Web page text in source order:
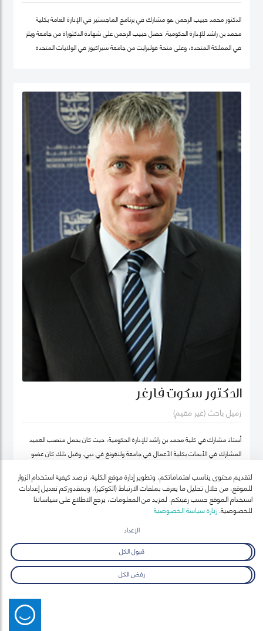
الدكتور محمد حبيب الرحمن هو مشارك في برنامج الماجستير في الإدارة العامة بكلية
محمد بن راشد للإدارة الحكومية. حصل حبيب الرحمن على شهادة الدكتوراة من جامعة ويلز
في المملكة المتحدة، وعلى منحة فولبرايت من جامعة سيراكيوز في الولايات المتحدة
الجامعات، ومنها جامعة دكا (بنغلاديش)، وجامعة ليكهيد (كندا)، وجامعة ساوث باسيفيك
(فيجي)، وجامعة بروناي دار السلام (بروناي). وخلال عمله في جامعة بروناي دار السلام،
عمل في كلية الأعمال، والاقتصاد والدراسات السياسية ومعهد الدراسات السياسية كقائد
برنامج لدراسات الخريجين. ومنذ بداية مسيرته المهنية الأكاديمية، تميز الدكتور حبيب الرحمن
بنشاط كبير في إجراء البحوث حيث نشرت العديد من بحوثه في دوريات محكمة وله أيضاً
عدد من الكتب التي قام بتحريرها. كما قدم أوراقاً، وأدار جلسات حوارية في عدة مؤتمرات
الدكتور سكوت فارغر
زميل باحث (غير مقيم)
أستاذ مشارك في كلية محمد بن راشد للإدارة الحكومية، حيث كان يحمل منصب العميد
المشارك في الأبحاث بكلية الأعمال في جامعة ولنغونغ في دبي. وقبل ذلك كان عضو
نيوزيلندا لدراسات سوق العمل (معهد أبحاث العمل في نيوزيلندا حالياً).
لتقديم محتوى يناسب اهتماماتكم، وتطوير إدارة موقع الكلية، نرصد كيفية استخدام الزوار
للموقع، من خلال تحليل ما يعرف بملفات الارتباط (الكوكيز)، وبمقدوركم تعديل إعدادات
استخدام الموقع حسب رغبتكم. لمزيد من المعلومات، يرجع الاطلاع على سياساتنا
للخصوصية.زيارة سياسة الخصوصية
الإعداد
قبول الكل
رفض الكل